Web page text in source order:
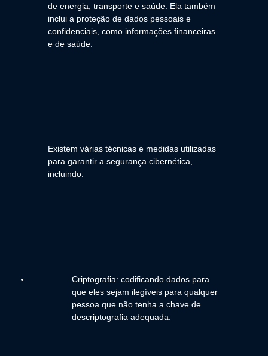
de energia, transporte e saúde. Ela também
inclui a proteção de dados pessoais e
confidenciais, como informações financeiras
e de saúde.
Existem várias técnicas e medidas utilizadas
para garantir a segurança cibernética,
incluindo:
Criptografia: codificando dados para
que eles sejam ilegíveis para qualquer
pessoa que não tenha a chave de
descriptografia adequada.